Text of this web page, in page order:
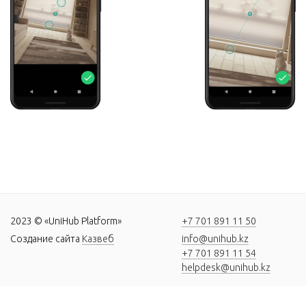
2023 © «UniHub Platform»
Создание сайта Казвеб
+7 701 891 11 50
info@unihub.kz
+7 701 891 11 54
helpdesk@unihub.kz